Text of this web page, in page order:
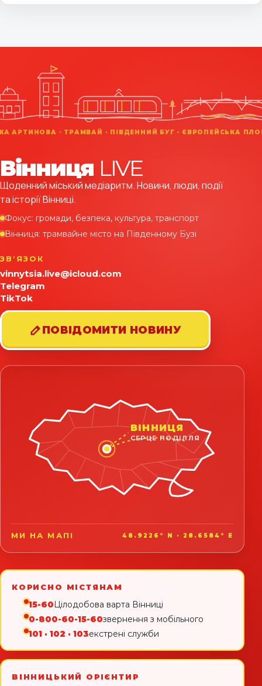
Вінниця LIVE
Щоденний міський медіаритм. Новини, люди, події
та історії Вінниці.
Фокус: громади, безпека, культура, транспорт
Вінниця: трамвайне місто на Південному Бузі
ЗВʼЯЗОК
vinnytsia.live@icloud.com
Telegram
TikTok
ПОВІДОМИТИ НОВИНУ
ВІННИЦЯ
СЕРЦЕ ПОДІЛЛЯ
МИ НА МАПІ 48.9226° N · 28.6584° E
КОРИСНО МІСТЯНАМ
15-60Цілодобова варта Вінниці
0-800-60-15-60звернення з мобільного
101 · 102 · 103екстрені служби
ВІННИЦЬКИЙ ОРІЄНТИР